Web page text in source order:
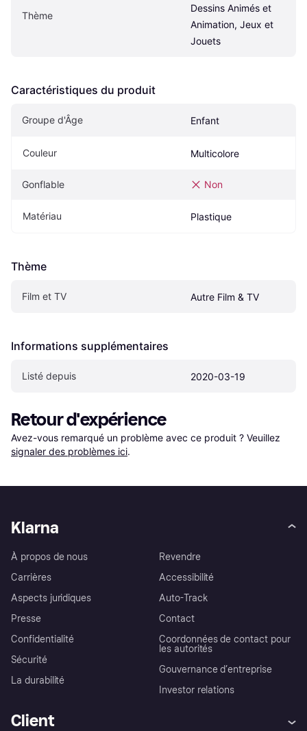
Thème
Dessins Animés et
Animation, Jeux et
Jouets
Caractéristiques du produit
Groupe d'Âge Enfant
Couleur Multicolore
Gonflable Non
Matériau Plastique
Thème
Film et TV Autre Film & TV
Informations supplémentaires
Listé depuis 2020-03-19
Retour d'expérience
Avez-vous remarqué un problème avec ce produit ? Veuillez
signaler des problèmes ici.
Klarna
À propos de nous
Carrières
Aspects juridiques
Presse
Confidentialité
Sécurité
La durabilité
Revendre
Accessibilité
Auto-Track
Contact
Coordonnées de contact pour
les autorités
Gouvernance d’entreprise
Investor relations
Client